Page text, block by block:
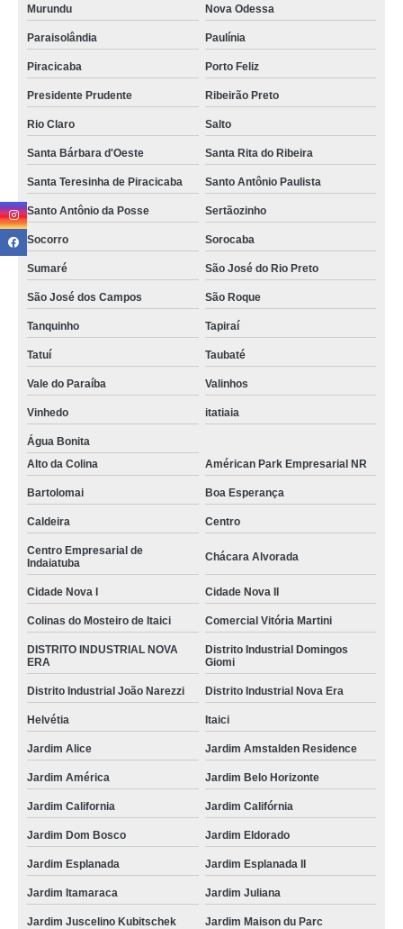
Murundu Nova Odessa
Paraisolândia Paulínia
Piracicaba Porto Feliz
Presidente Prudente Ribeirão Preto
Rio Claro Salto
Santa Bárbara d'Oeste Santa Rita do Ribeira
Santa Teresinha de Piracicaba Santo Antônio Paulista
Santo Antônio da Posse Sertãozinho
Socorro Sorocaba
Sumaré São José do Rio Preto
São José dos Campos São Roque
Tanquinho Tapiraí
Tatuí Taubaté
Vale do Paraíba Valinhos
Vinhedo itatiaia
Água Bonita
Alto da Colina
Américan Park Empresarial NR
Bartolomai Boa Esperança
Caldeira Centro
Centro Empresarial de
Indaiatuba
Chácara Alvorada
Cidade Nova I Cidade Nova II
Colinas do Mosteiro de Itaici Comercial Vitória Martini
DISTRITO INDUSTRIAL NOVA
ERA
Distrito Industrial Domingos
Giomi
Distrito Industrial João Narezzi Distrito Industrial Nova Era
Helvétia Itaici
Jardim Alice Jardim Amstalden Residence
Jardim América Jardim Belo Horizonte
Jardim California Jardim Califórnia
Jardim Dom Bosco Jardim Eldorado
Jardim Esplanada Jardim Esplanada II
Jardim Itamaraca Jardim Juliana
Jardim Juscelino Kubitschek Jardim Maison du Parc